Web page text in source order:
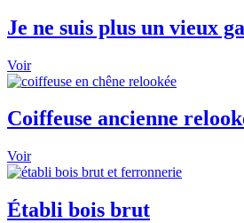
Je ne suis plus un vieux
Voir
Coiffeuse ancienne
Voir
Établi bois brut